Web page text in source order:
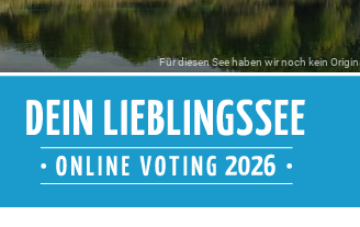
Für diesen See haben wir noch kein